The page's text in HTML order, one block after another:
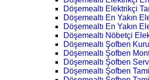
Döşemealtı Elektrikçi
Döşemealtı En Yakın
Döşemealtı En Yakın
Döşemealtı Nöbetçi
Döşemealtı Şofben
Döşemealtı Şofben
Döşemealtı Şofben
Döşemealtı Şofben